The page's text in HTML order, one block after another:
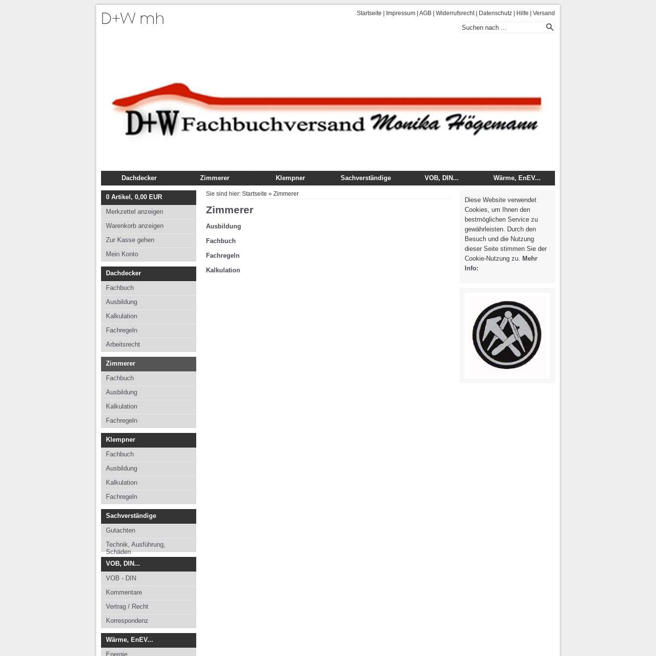
Startseite Impressum AGB Widerrufsrecht| Datenschutz Hilfe Versand
Dachdecker
Fachbuch
Ausbildung
Kalkulation
Fachregeln
Arbeitsrecht
Zimmerer
Fachbuch
Ausbildung
Kalkulation
Fachregeln
Klempner
Fachbuch
Sachverständige
VOB, DIN...
Wärme, EnEV...
Wärme, Brand, Schall
Photovoltaik /
Solarthermie
0 Artikel, 0,00 EUR
Merkzettel anzeigen
Warenkorb anzeigen
Zur Kasse gehen
Mein Konto
Dachdecker
Fachbuch
Ausbildung
Kalkulation
Fachregeln
Arbeitsrecht
Zimmerer
Fachbuch
Ausbildung
Kalkulation
Fachregeln
Klempner
Fachbuch
Ausbildung
Kalkulation
Fachregeln
Sachverständige
Gutachten
Technik, Ausführung,
Schäden
VOB, DIN...
VOB - DIN
Kommentare
Vertrag / Recht
Korrespondenz
Wärme, EnEV...
Energie
Sie sind hier: Startseite » Zimmerer
Zimmerer
Ausbildung
Fachbuch
Fachregeln
Kalkulation
Diese Website verwendet
Cookies, um Ihnen den
bestmöglichen Service zu
gewährleisten. Durch den
Besuch und die Nutzung
dieser Seite stimmen Sie der
Cookie-Nutzung zu. Mehr
Info: